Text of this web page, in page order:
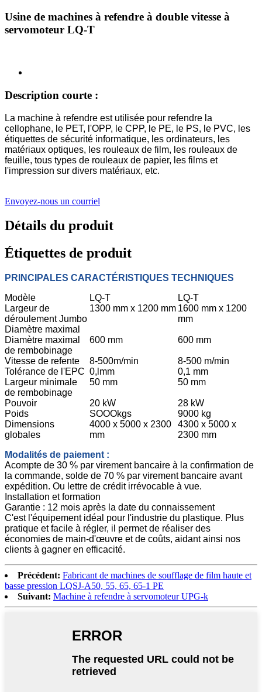
Usine de machines à refendre à double vitesse à
servomoteur LQ-T
Description courte :
La machine à refendre est utilisée pour refendre la
cellophane, le PET, l'OPP, le CPP, le PE, le PS, le PVC, les
étiquettes de sécurité informatique, les ordinateurs, les
matériaux optiques, les rouleaux de film, les rouleaux de
feuille, tous types de rouleaux de papier, les films et
l'impression sur divers matériaux, etc.
Envoyez-nous un courriel
Détails du produit
Étiquettes de produit
PRINCIPALES CARACTÉRISTIQUES TECHNIQUES
Modèle
LQ-T
LQ-T
Largeur de
déroulement Jumbo
Diamètre maximal
1300 mm x 1200 mm 1600 mm x 1200
mm
Diamètre maximal
de rembobinage
600 mm 600 mm
Vitesse de refente 8-500m/min
8-500 m/min
Tolérance de l'EPC 0,lmm
0,1 mm
Largeur minimale
de rembobinage
50 mm 50 mm
Pouvoir 20 kW
28 kW
Poids
SOOOkgs
9000 kg
Dimensions
globales
4000 x 5000 x 2300
mm
4300 x 5000 x
2300 mm
Modalités de paiement :
Acompte de 30 % par virement bancaire à la confirmation de
la commande, solde de 70 % par virement bancaire avant
expédition. Ou lettre de crédit irrévocable à vue.
Installation et formation
Garantie : 12 mois après la date du connaissement
C'est l'équipement idéal pour l'industrie du plastique. Plus
pratique et facile à régler, il permet de réaliser des
économies de main-d'œuvre et de coûts, aidant ainsi nos
clients à gagner en efficacité.
Précédent: Fabricant de machines de soufflage de film haute et
basse pression LQSJ-A50, 55, 65, 65-1 PE
Suivant: Machine à refendre à servomoteur UPG-k